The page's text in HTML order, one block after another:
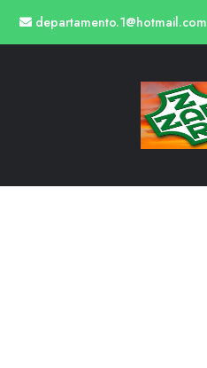
departamento.1@hotmail.com